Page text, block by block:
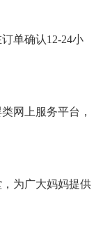
单确认12-24小
网上服务平台，
为广大妈妈提供